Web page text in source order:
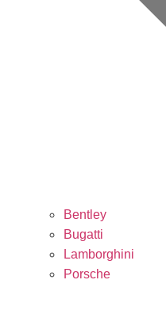
Bentley
Bugatti
Lamborghini
Porsche